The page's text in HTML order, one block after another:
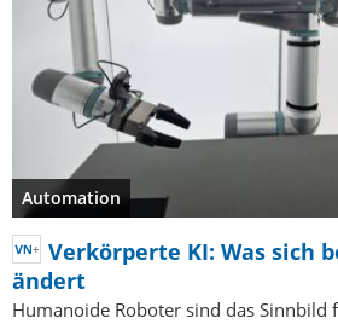
Automation
Verkörperte KI: Was sich
ändert
Humanoide Roboter sind das Sinnbild